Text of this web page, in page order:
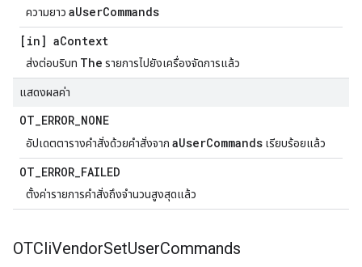
ความยาว aUserCommands
[in] aContext
ส่งต่อบริบท The รายการไปยังเครื่องจัดการแล้ว
แสดงผลค่า
OT_ERROR_NONE
อัปเดตตารางคําสั่งด้วยคําสั่งจาก aUserCommands เรียบร้อยแล้ว
OT_ERROR_FAILED
ตั้งค่ารายการคําสั่งถึงจํานวนสูงสุดแล้ว
OTCliVendorSetUserCommands